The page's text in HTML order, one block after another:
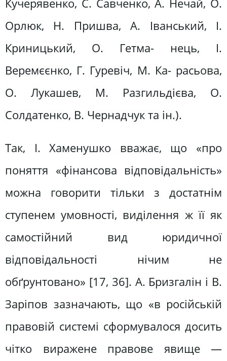
Орлюк, Н. Пришва, А. Іванський, І.
Криницький, О. Гетма- нець, І.
Веремєєнко, Г. Гуревіч, М. Ка- расьова,
О. Лукашев, М. Разгильдієва, О.
Солдатенко, В. Чернадчук та ін.).
Так, І. Хаменушко вважає, що «про
поняття «фінансова відповідальність»
можна говорити тільки з достатнім
ступенем умовності, виділення ж її як
самостійний вид юридичної
відповідальності нічим не
обґрунтовано» [17, 36]. А. Бризгалін і В.
Заріпов зазначають, що «в російській
правовій системі сформувалося досить
чітко виражене правове явище —